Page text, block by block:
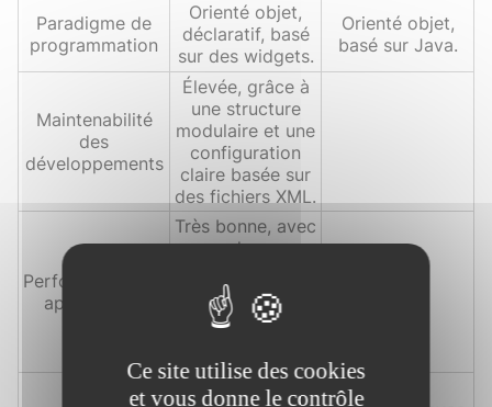
Paradigme de
programmation
Orienté objet,
déclaratif, basé
sur des widgets.
Orienté objet,
basé sur Java.
Maintenabilité
des
développements
Élevée, grâce à
une structure
modulaire et une
configuration
claire basée sur
des fichiers XML.
Performance des
applications
Très bonne, avec
des
pour la gestion
des applications
grande échelle.
Excellente, avec
Ce site utilise des cookies
et vous donne le contrôle